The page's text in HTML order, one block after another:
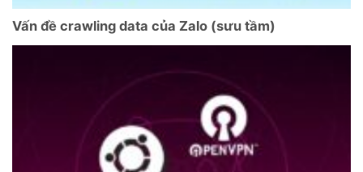
Vấn đề crawling data của Zalo (sưu tầm)